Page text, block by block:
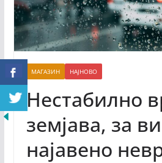
МАГАЗИН НАЈНОВО
Нестабилно
земјава, за
најавено